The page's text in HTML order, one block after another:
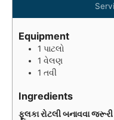
u
i
n
Equipment
1 પાટલો
1 વેલણ
1 તવી
Ingredients
ફૂલકા રોટલી બનાવવા